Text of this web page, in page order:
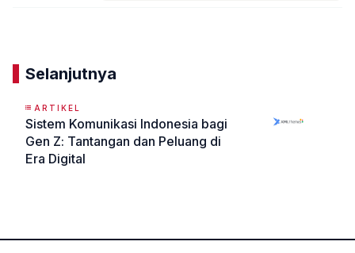
Selanjutnya
ARTIKEL
Sistem Komunikasi Indonesia bagi
Gen Z: Tantangan dan Peluang di
Era Digital